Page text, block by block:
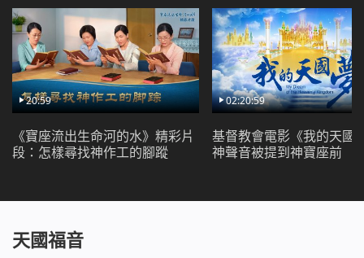
會錢財。在這期間，李銘愛禱告神、依靠神，在神話語
的開啟、帶領下，經受住了中共警察的酷刑折磨，識破
了撒但的詭計，堅決不背叛神，為神站住了見證。中共
警察審訊未果，惱羞成怒，便把穿著囚服的李銘愛押回
家，遊街示眾，以此來羞辱她，又利用其家人誘勸她背
叛神、出賣教會。最讓李銘愛憤恨的是，中共還將李銘
愛家臨到的不幸都歸咎於她信神造成的。悲憤中，李銘
愛義憤填膺地揭露了中共政府抓捕、迫害基督徒的罪惡
災難的罪魁禍首，使中共警察徹底蒙羞失敗……
20:59
《寶座流出生命河的水》精彩片
段：怎樣尋找神作工的腳蹤
02:20:59
基督教會電影《我的天國
神聲音被提到神寶座前
天國福音